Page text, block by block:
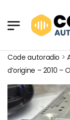
Code autoradio >
d’origine – 2010 –